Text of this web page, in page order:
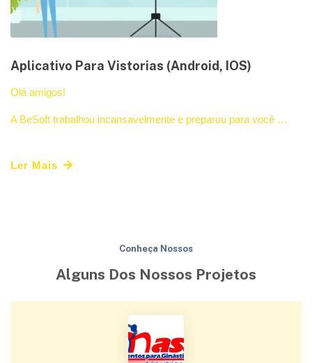
Aplicativo Para Vistorias (Android, IOS)
Olá amigos!
A BeSoft trabalhou incansavelmente e preparou para você …
Ler Mais
Conheça Nossos
Alguns Dos Nossos Projetos